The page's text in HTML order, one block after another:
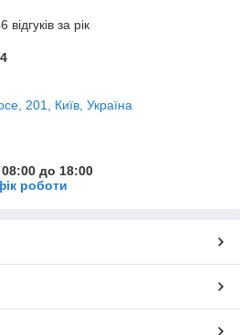
за рік
201, Київ, Україна
до 18:00
роботи